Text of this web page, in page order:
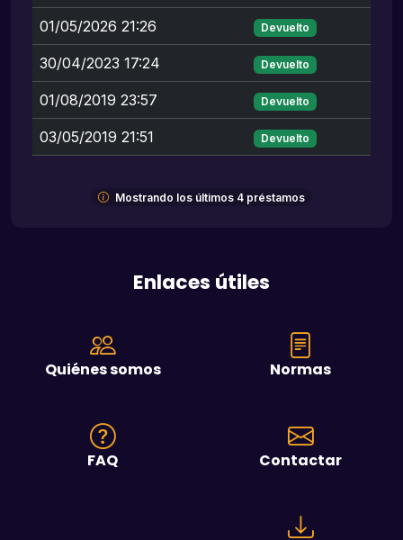
01/05/2026 21:26 Devuelto
30/04/2023 17:24 Devuelto
01/08/2019 23:57 Devuelto
03/05/2019 21:51 Devuelto
Mostrando los últimos 4 préstamos
Enlaces útiles
Quiénes somos Normas
FAQ Contactar